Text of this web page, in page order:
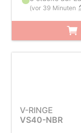
(vor 39 Minuten
V-RINGE
VS40-NBR